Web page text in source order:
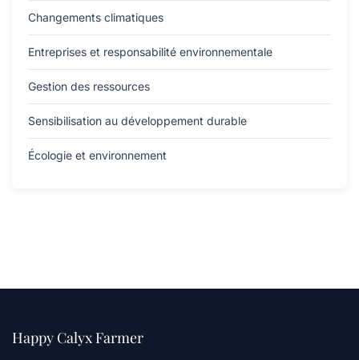
Changements climatiques
Entreprises et responsabilité environnementale
Gestion des ressources
Sensibilisation au développement durable
Écologie et environnement
Happy Calyx Farmer